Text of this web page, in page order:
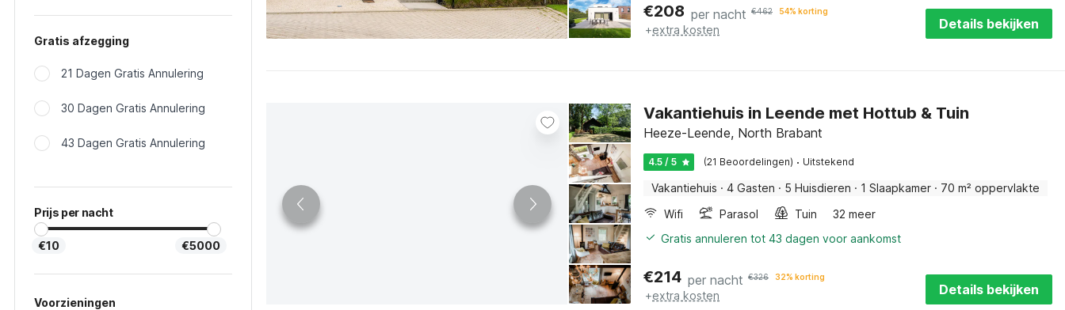
Gratis afzegging
21 Dagen Gratis Annulering
30 Dagen Gratis Annulering
43 Dagen Gratis Annulering
Prijs per nacht
€10 €5000
Voorzieningen
€208 per nacht €462 54% korting
+extra kosten Details bekijken
Vakantiehuis in Leende met Hottub & Tuin
Heeze-Leende, North Brabant
4.5 / 5 (21 Beoordelingen) · Uitstekend
Vakantiehuis · 4 Gasten · 5 Huisdieren · 1 Slaapkamer · 70 m² oppervlakte
Wifi
Parasol Tuin
32 meer
Gratis annuleren tot 43 dagen voor aankomst
€214 per nacht €326 32% korting
+extra kosten Details bekijken